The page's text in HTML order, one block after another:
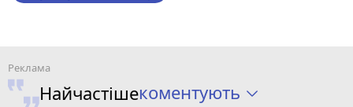
Найчастішекоментують